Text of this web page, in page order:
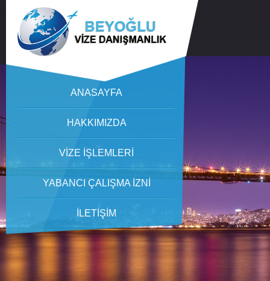
ANASAYFA
HAKKIMIZDA
VİZE İŞLEMLERİ
YABANCI ÇALIŞMA İZNİ
İLETİŞİM